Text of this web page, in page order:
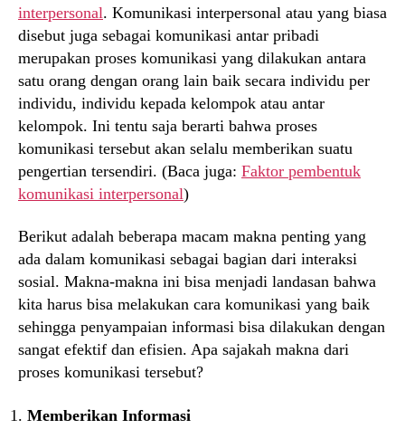
interpersonal. Komunikasi interpersonal atau yang biasa
disebut juga sebagai komunikasi antar pribadi
merupakan proses komunikasi yang dilakukan antara
satu orang dengan orang lain baik secara individu per
individu, individu kepada kelompok atau antar
kelompok. Ini tentu saja berarti bahwa proses
komunikasi tersebut akan selalu memberikan suatu
pengertian tersendiri. (Baca juga: Faktor pembentuk
komunikasi interpersonal)
Berikut adalah beberapa macam makna penting yang
ada dalam komunikasi sebagai bagian dari interaksi
sosial. Makna-makna ini bisa menjadi landasan bahwa
kita harus bisa melakukan cara komunikasi yang baik
sehingga penyampaian informasi bisa dilakukan dengan
sangat efektif dan efisien. Apa sajakah makna dari
proses komunikasi tersebut?
Memberikan Informasi